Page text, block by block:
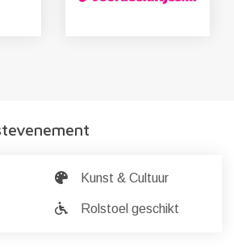
Kunst & Cultuur
Rolstoel geschikt